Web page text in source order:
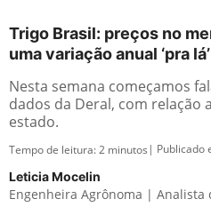
Trigo Brasil: preços no
uma variação anual ‘pra
Nesta semana começamos
dados da Deral, com relação
estado.
Tempo de leitura:2 minutos | Publicado
Leticia Mocelin
Engenheira Agrônoma | Analista